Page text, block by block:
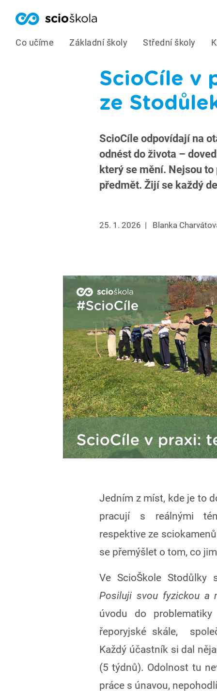
Co učíme Základní školy Střední školy
ScioCíle v
ze
ScioCíle odpovídají na
odnést do života –
který se mění. Nejsou
předmět. Žijí se každý
25. 1. 2026 | Blanka
Jedním z míst, kde je to
pracují s reálnými
respektive ze
se přemýšlet o tom, co
Ve ScioŠkole Stodůlky
Posiluji svou fyzickou a
úvodu do
řeporyjské skále,
Každý účastník si dal
(5 týdnů). Odolnost tu
práce s únavou,